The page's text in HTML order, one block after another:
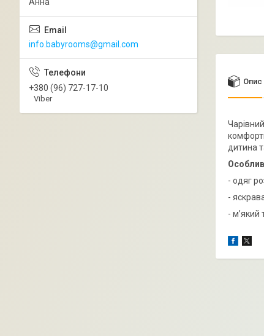
Опис
дитина
- одяг
-
- м’який
info.babyrooms@gmail.com
+380 (96) 727-17-10
Viber